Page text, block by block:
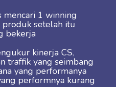
mencari 1 winning
setelah itu
bekerja
kinerja CS,
traffik yang seimbang
yang performanya
performnya kurang